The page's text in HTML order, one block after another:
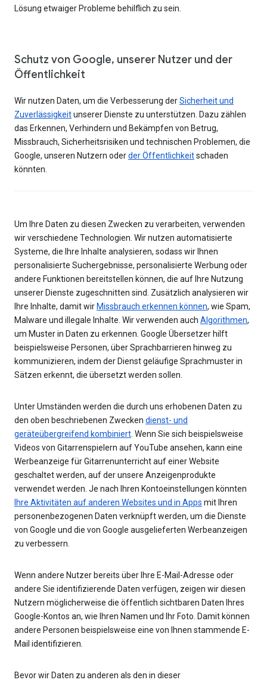
Lösung etwaiger Probleme behilflich zu sein.
Schutz von Google, unserer Nutzer und der
Öffentlichkeit
Wir nutzen Daten, um die Verbesserung derSicherheit und
Zuverlässigkeitunserer Dienste zu unterstützen. Dazu zählen
das Erkennen, Verhindern und Bekämpfen von Betrug,
Missbrauch, Sicherheitsrisiken und technischen Problemen, die
Google, unseren Nutzern oderder Öffentlichkeitschaden
könnten.
Um Ihre Daten zu diesen Zwecken zu verarbeiten, verwenden
wir verschiedene Technologien. Wir nutzen automatisierte
Systeme, die Ihre Inhalte analysieren, sodass wir Ihnen
personalisierte Suchergebnisse, personalisierte Werbung oder
andere Funktionen bereitstellen können, die auf Ihre Nutzung
unserer Dienste zugeschnitten sind. Zusätzlich analysieren wir
Ihre Inhalte, damit wir Missbrauch erkennen können, wie Spam,
Malware und illegale Inhalte. Wir verwenden auch Algorithmen,
um Muster in Daten zu erkennen. Google Übersetzer hilft
beispielsweise Personen, über Sprachbarrieren hinweg zu
kommunizieren, indem der Dienst geläufige Sprachmuster in
Sätzen erkennt, die übersetzt werden sollen.
Unter Umständen werden die durch uns erhobenen Daten zu
den oben beschriebenen Zwecken dienst- und
geräteübergreifend kombiniert . Wenn Sie sich beispielsweise
Videos von Gitarrenspielern auf YouTube ansehen, kann eine
Werbeanzeige für Gitarrenunterricht auf einer Website
geschaltet werden, auf der unsere Anzeigenprodukte
verwendet werden. Je nach Ihren Kontoeinstellungen könnten
Ihre Aktivitäten auf anderen Websites und in Apps mit Ihren
personenbezogenen Daten verknüpft werden, um die Dienste
von Google und die von Google ausgelieferten Werbeanzeigen
zu verbessern.
Wenn andere Nutzer bereits über Ihre E-Mail-Adresse oder
andere Sie identifizierende Daten verfügen, zeigen wir diesen
Nutzern möglicherweise die öffentlich sichtbaren Daten Ihres
Google-Kontos an, wie Ihren Namen und Ihr Foto. Damit können
andere Personen beispielsweise eine von Ihnen stammende E-
Mail identifizieren.
Bevor wir Daten zu anderen als den in dieser